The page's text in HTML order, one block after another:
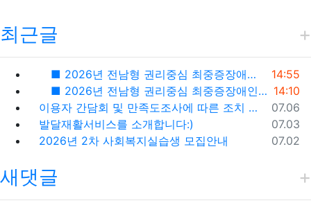
최근글
등록일
14:55
■ 2026년 전남형 권리중심 최중증장애인 공공일자리사업 전담인력 모집공고 ■
등록일
14:10
■ 2026년 전남형 권리중심 최중증장애인 공공일자리사업 참여자 모집공고 ■
등록일
07.06
이용자 간담회 및 만족도조사에 따른 조치 및 시정계획
등록일
07.03
발달재활서비스를 소개합니다:)
등록일
07.02
2026년 2차 사회복지실습생 모집안내
새댓글